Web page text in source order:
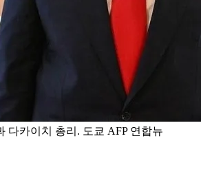
다카이치 총리. 도쿄 AFP 연합뉴